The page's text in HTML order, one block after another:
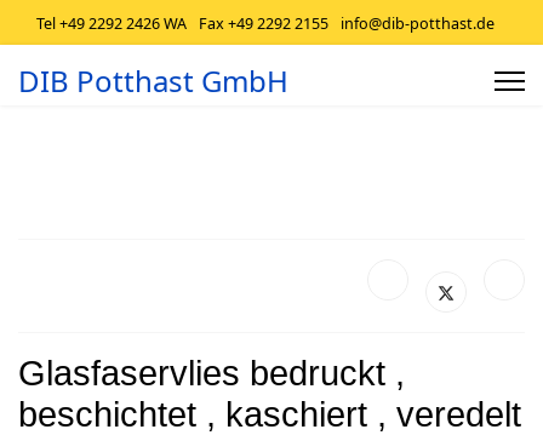
Tel +49 2292 2426 WA Fax +49 2292 2155 info@dib-potthast.de
DIB Potthast GmbH
Glasfaservlies bedruckt ,
beschichtet , kaschiert , veredelt